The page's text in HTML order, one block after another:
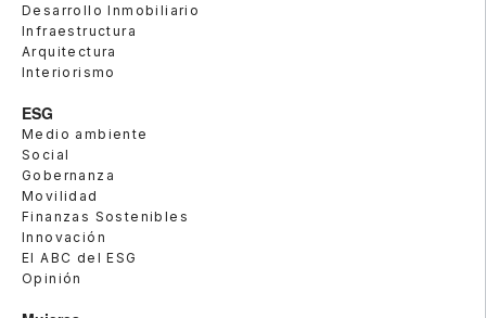
Desarrollo Inmobiliario
Infraestructura
Arquitectura
Interiorismo
ESG
Medio ambiente
Social
Gobernanza
Movilidad
Finanzas Sostenibles
Innovación
El ABC del ESG
Opinión